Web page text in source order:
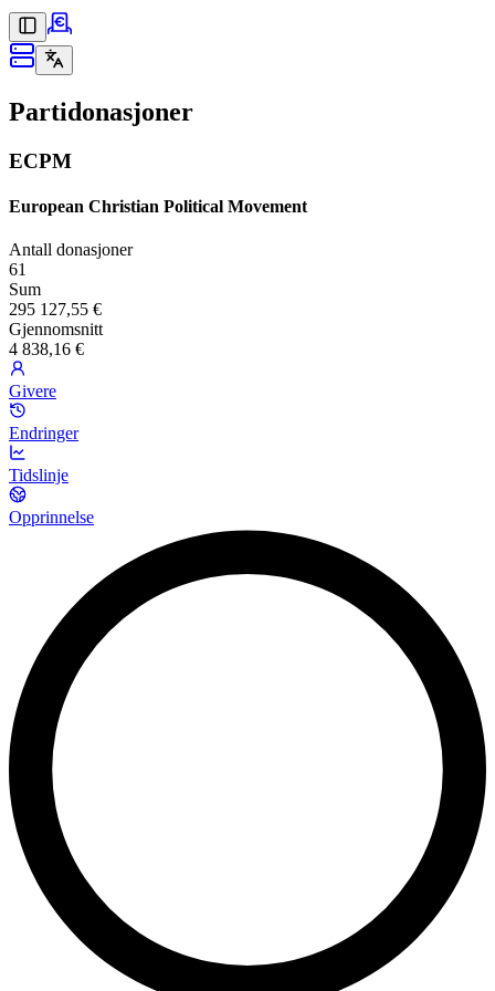
Partidonasjoner
ECPM
European Christian Political Movement
Antall donasjoner
61
Sum
295 127,55 €
Gjennomsnitt
4 838,16 €
Givere
Endringer
Tidslinje
Opprinnelse